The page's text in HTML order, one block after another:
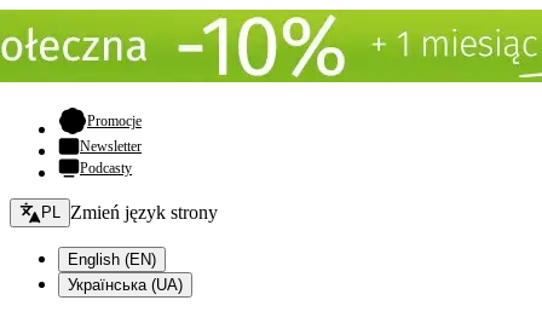
Promocje- otwiera się w nowej karcie
Newsletter
Podcasty
Zmień język - bieżący:
PL Zmień język strony
English (EN)
Українська (UA)